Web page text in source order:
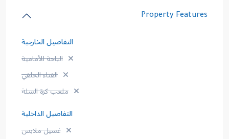
Property Features
التفاصيل الخارجية
الباحة الأمامية
الفناء الخلفي
ملعب كرة السلة
التفاصيل الداخلية
غسيل ملابس